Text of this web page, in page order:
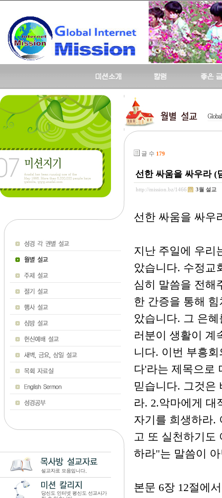
글 수 179
선한 싸움을 싸우라 (
http://mission.bz/1466 3월 설교
선한 싸움을 싸우
지난 주일에 우리
았습니다. 수정교
심히 말씀을 전해
한 간증을 통해
았습니다. 그 은
러분이 생활이 계
니다. 이번 부흥
다'라는 제목으로
믿습니다. 그것은
라. 2.악마에게 대
자기를 희생하라.
고 또 실천하기도
하라"는 말씀이
본문 6장 12절에